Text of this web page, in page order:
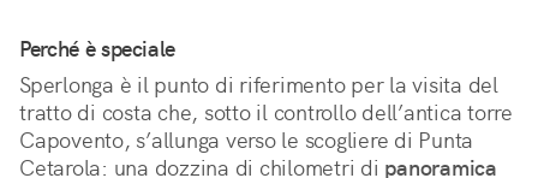
Perché è speciale
Sperlonga è il punto di riferimento per la visita del
tratto di costa che, sotto il controllo dell’antica torre
Capovento, s’allunga verso le scogliere di Punta
Cetarola: una dozzina di chilometri di panoramica